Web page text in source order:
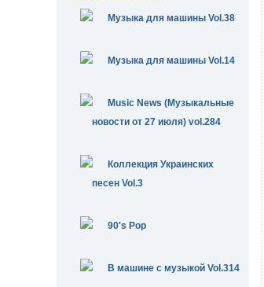
Музыка для машины Vol.38
Музыка для машины Vol.14
Music News (Музыкальные
новости от 27 июля) vol.284
Коллекция Украинских
песен Vol.3
90's Pop
В машине с музыкой Vol.314